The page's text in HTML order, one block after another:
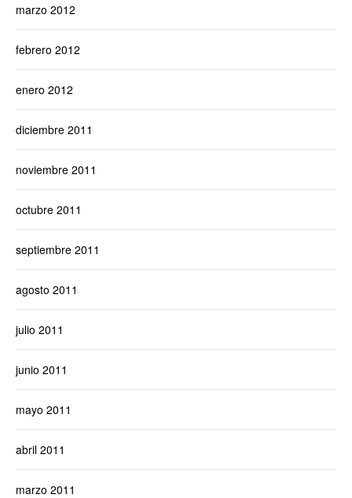
marzo 2012
febrero 2012
enero 2012
diciembre 2011
noviembre 2011
octubre 2011
septiembre 2011
agosto 2011
julio 2011
junio 2011
mayo 2011
abril 2011
marzo 2011